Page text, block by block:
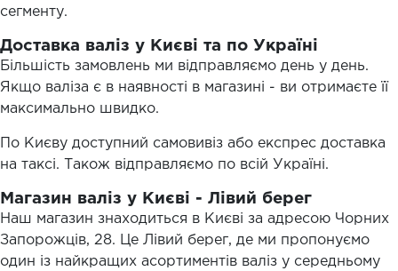
сегменту.
Доставка валіз у Києві та по Україні
Більшість замовлень ми відправляємо день у день.
Якщо валіза є в наявності в магазині - ви отримаєте її
максимально швидко.
По Києву доступний самовивіз або експрес доставка
на таксі. Також відправляємо по всій Україні.
Магазин валіз у Києві - Лівий берег
Наш магазин знаходиться в Києві за адресою Чорних
Запорожців, 28. Це Лівий берег, де ми пропонуємо
один із найкращих асортиментів валіз у середньому